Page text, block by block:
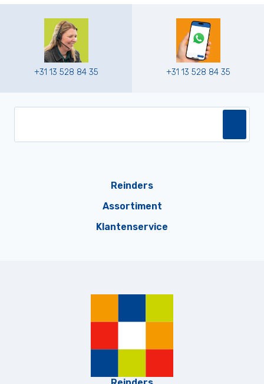
+31 13 528 84 35 +31 13 528 84 35
Reinders
Assortiment
Klantenservice